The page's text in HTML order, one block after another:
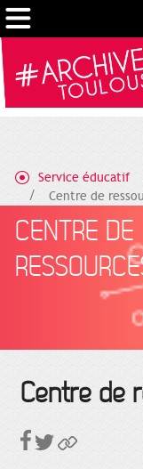
Service éducatif
Centre de
CENTRE DE
Centre de
Cookies management